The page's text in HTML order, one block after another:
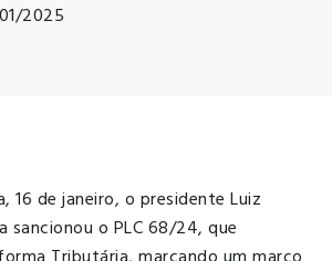
2025
16 de janeiro, o presidente Luiz
sancionou o PLC 68/24, que